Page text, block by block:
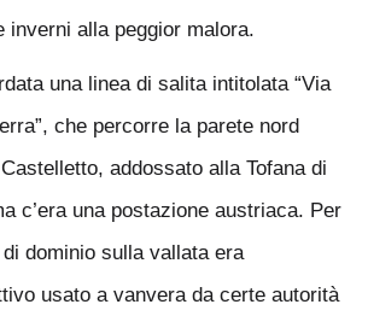
inverni alla peggior malora.
una linea di salita intitolata “Via
che percorre la parete nord
addossato alla Tofana di
c’era una postazione austriaca. Per
dominio sulla vallata era
usato a vanvera da certe autorità